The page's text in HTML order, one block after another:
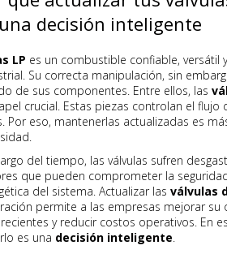
decisión inteligente
LP es un combustible confiable,
Su correcta manipulación, sin
de sus componentes. Entre ellos, las
crucial. Estas piezas controlan el flujo
Por eso, mantenerlas actualizadas es
del tiempo, las válvulas sufren
que pueden comprometer la
del sistema. Actualizar las válvulas
permite a las empresas mejorar
y reducir costos operativos. En
es una decisión inteligente.